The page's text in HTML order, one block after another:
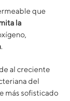
que
la
.
al creciente
del
más sofisticado